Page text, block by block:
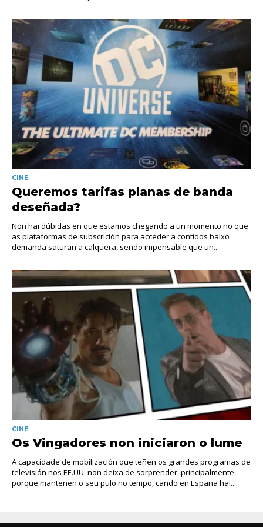
CINE
Queremos tarifas planas de banda
deseñada?
Non hai dúbidas en que estamos chegando a un momento no que
as plataformas de subscrición para acceder a contidos baixo
demanda saturan a calquera, sendo impensable que un...
CINE
Os Vingadores non iniciaron o lume
A capacidade de mobilización que teñen os grandes programas de
televisión nos EE.UU. non deixa de sorprender, principalmente
porque manteñen o seu pulo no tempo, cando en España hai...